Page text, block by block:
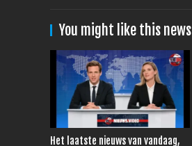
You might like this news
Het laatste nieuws van vandaag,